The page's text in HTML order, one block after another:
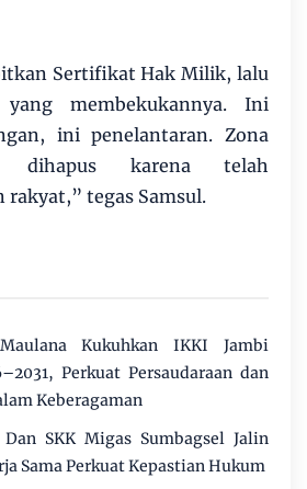
Sertifikat Hak Milik, lalu
membekukannya. Ini
ini penelantaran. Zona
dihapus karena telah
rakyat,” tegas Samsul.
Kukuhkan IKKI Jambi
Perkuat Persaudaraan dan
Keberagaman
SKK Migas Sumbagsel Jalin
Sama Perkuat Kepastian Hukum